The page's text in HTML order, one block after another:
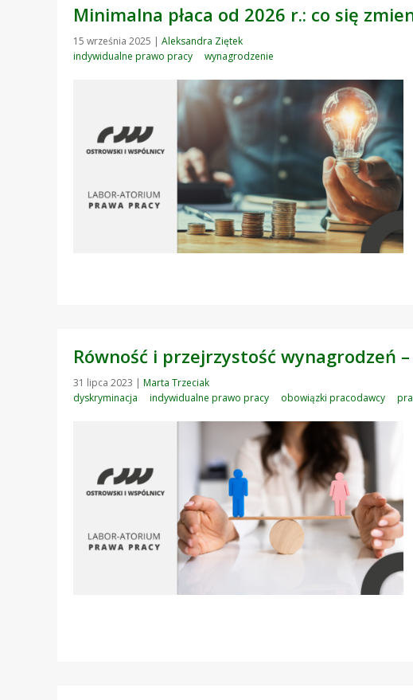
Minimalna płaca od 2026 r.: co się
15 września 2025 | Aleksandra Ziętek
indywidualne prawo pracy
wynagrodzenie
Równość i przejrzystość wynagrodzeń
31 lipca 2023 | Marta Trzeciak
dyskryminacja
indywidualne prawo pracy obowiązki pracodawcy